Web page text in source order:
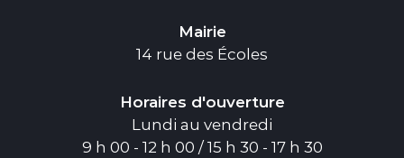
Mairie
14 rue des Écoles
Horaires d'ouverture
Lundi au vendredi
9 h 00 - 12 h 00 / 15 h 30 - 17 h 30